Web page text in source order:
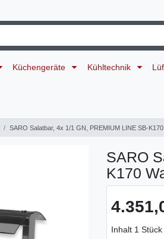
Küchengeräte Kühltechnik
SARO Salatbar, 4x 1/1 GN, PREMIUM LINE SB-
SARO
K170
Inhalt 1 Stück